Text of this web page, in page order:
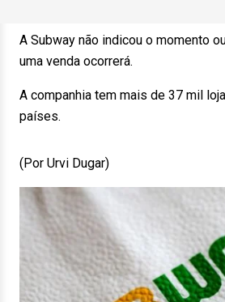
A Subway não indicou o momento
uma venda ocorrerá.
A companhia tem mais de 37 mil
países.
(Por Urvi Dugar)